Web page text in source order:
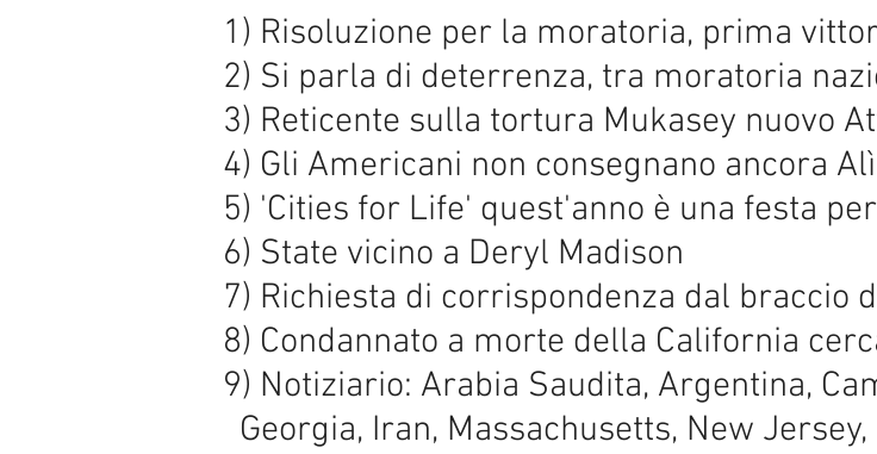
1) Risoluzione per la moratoria,
2) Si parla di deterrenza, tra moratoria
3) Reticente sulla tortura Mukasey
4) Gli Americani non consegnano ancora
5) 'Cities for Life' quest'anno è una festa
6) State vicino a Deryl Madison
7) Richiesta di corrispondenza dal
8) Condannato a morte della
9) Notiziario: Arabia Saudita,
Georgia, Iran, Massachusetts, New